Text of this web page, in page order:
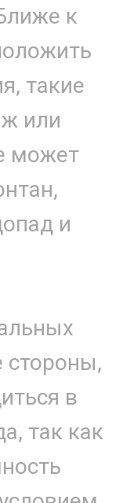
к
такие
или
может
и
стороны,
в
так как